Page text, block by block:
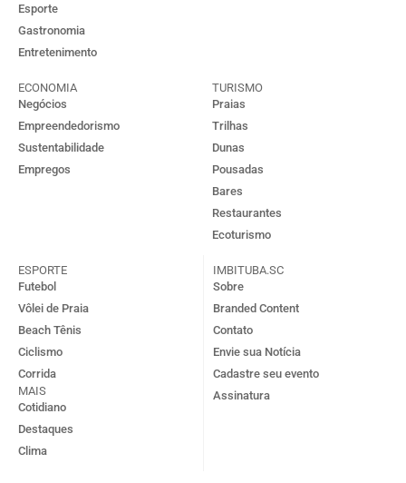
Esporte
Gastronomia
Entretenimento
ECONOMIA
Negócios
Empreendedorismo
Sustentabilidade
Empregos
TURISMO
Praias
Trilhas
Dunas
Pousadas
Bares
Restaurantes
Ecoturismo
ESPORTE
Futebol
Vôlei de Praia
Beach Tênis
Ciclismo
Corrida
MAIS
Cotidiano
Destaques
Clima
IMBITUBA.SC
Sobre
Branded Content
Contato
Envie sua Notícia
Cadastre seu evento
Assinatura